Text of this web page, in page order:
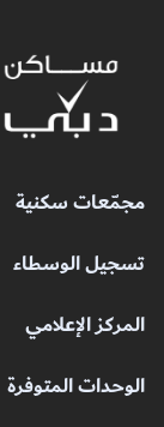
مجمّعات سكنية
تسجيل الوسطاء
المركز الإعلامي
الوحدات المتوفرة